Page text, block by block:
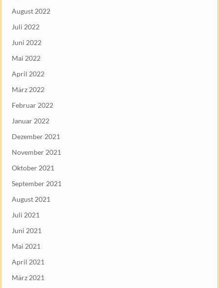
August 2022
Juli 2022
Juni 2022
Mai 2022
April 2022
März 2022
Februar 2022
Januar 2022
Dezember 2021
November 2021
Oktober 2021
September 2021
August 2021
Juli 2021
Juni 2021
Mai 2021
April 2021
März 2021